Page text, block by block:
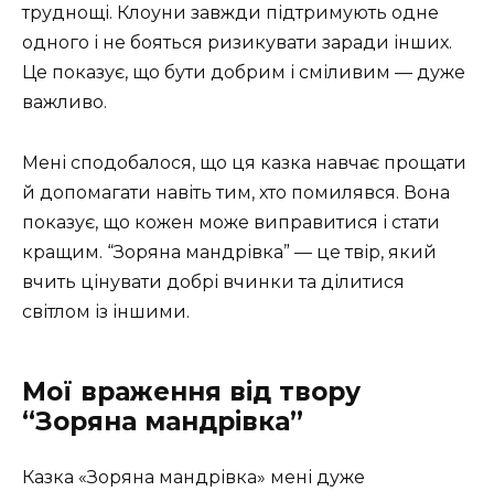
труднощі. Клоуни завжди підтримують одне
одного і не бояться ризикувати заради інших.
Це показує, що бути добрим і сміливим — дуже
важливо.
Мені сподобалося, що ця казка навчає прощати
й допомагати навіть тим, хто помилявся. Вона
показує, що кожен може виправитися і стати
кращим. “Зоряна мандрівка” — це твір, який
вчить цінувати добрі вчинки та ділитися
світлом із іншими.
Мої враження від твору
“Зоряна мандрівка”
Казка «Зоряна мандрівка» мені дуже